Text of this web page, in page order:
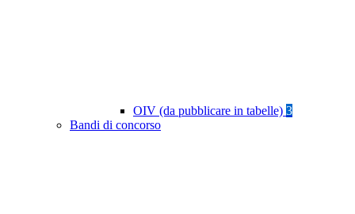
OIV (da pubblicare in tabelle) 3
Bandi di concorso